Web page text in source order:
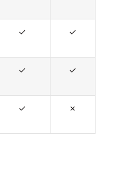
✓ ✓
✓ ✓
✓ ✗